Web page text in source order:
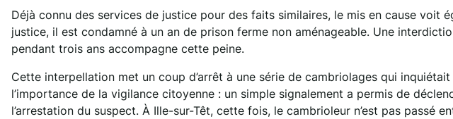
Déjà connu des services de justice pour des faits similaires, le mis en cause voit
justice, il est condamné à un an de prison ferme non aménageable. Une
pendant trois ans accompagne cette peine.
Cette interpellation met un coup d’arrêt à une série de cambriolages qui
l’importance de la vigilance citoyenne : un simple signalement a permis de
l’arrestation du suspect. À Ille-sur-Têt, cette fois, le cambrioleur n’est pas passé